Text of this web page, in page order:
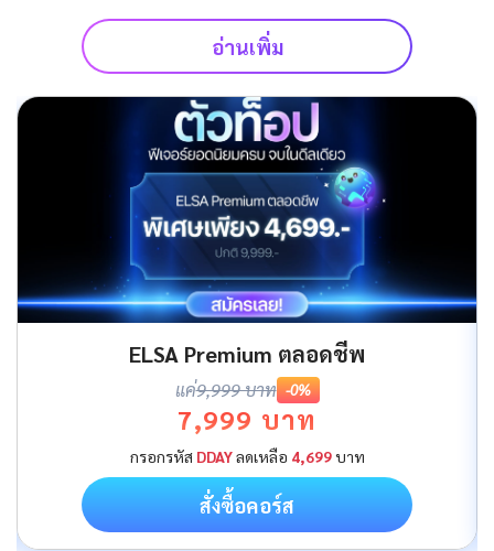
อ่านเพิ่ม
ELSA Premium ตลอดชีพ
แค่9,999 บาท -0%
7,999 บาท
กรอกรหัส DDAYลดเหลือ 4,699บาท
สั่งซื้อคอร์ส